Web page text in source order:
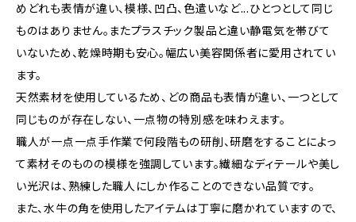
めどれも表情が違い、模様、凹凸、色遣いなど...ひとつとして同じ
ものはありません。またプラスチック製品と違い静電気を帯びて
いないため、乾燥時期も安心。幅広い美容関係者に愛用されてい
ます。
天然素材を使用しているため、どの商品も表情が違い、一つとして
同じものが存在しない、一点物の特別感を味わえます。
職人が一点一点手作業で何段階もの研削、研磨をすることによっ
て素材そのものの模様を強調しています。繊細なディテールや美し
い光沢は、熟練した職人にしか作ることのできない品質です。
また、水牛の角を使用したアイテムは丁寧に磨かれていますので、